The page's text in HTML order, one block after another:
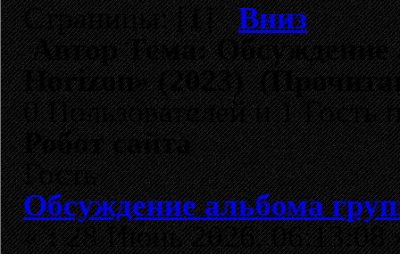
Страницы: [1]Вниз
АвторТема: Обсуждение
Horizon» (2023)
0 Пользователей и 1 Гость
Робот сайта
Гость
Обсуждение альбома
«:28 Июнь 2026, 06:13:08